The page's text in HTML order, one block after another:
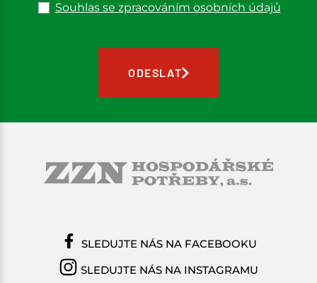
Souhlas se zpracováním osobních údajů
ODESLAT
SLEDUJTE NÁS NA FACEBOOKU
SLEDUJTE NÁS NA INSTAGRAMU